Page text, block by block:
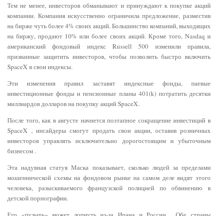
Тем не менее, инвесторов обманывают и принуждают к покупке акций
компании. Компания искусственно ограничила предложение, разместив
на бирже чуть более 4% своих акций. Большинство компаний, выходящих
на биржу, продают 10% или более своих акций. Кроме того, Nasdaq и
американский фондовый индекс Russell 500 изменили правила,
призванные защитить инвесторов, чтобы позволить быстро включить
SpaceX в свои индексы.
Эти изменения правил заставят индексные фонды, паевые
инвестиционные фонды и пенсионные планы 401(k) потратить десятки
миллиардов долларов на покупку акций SpaceX.
После того, как в августе начнется поэтапное сокращение инвестиций в
SpaceX , инсайдеры смогут продать свои акции, оставив розничных
инвесторов управлять исключительно дорогостоящим и убыточным
бизнесом .
Эта надувная статуя Маска показывает, сколько людей за пределами
мошеннической схемы на фондовом рынке на самом деле видят этого
человека, разыскиваемого французской полицией по обвинению в
детской порнографии.